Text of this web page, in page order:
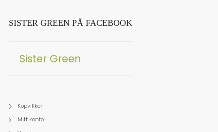
SISTER GREEN PÅ FACEBOOK
Sister Green
Köpvillkor
Mitt konto